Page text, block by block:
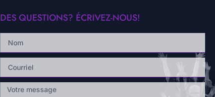
DES QUESTIONS? ÉCRIVEZ-NOUS!